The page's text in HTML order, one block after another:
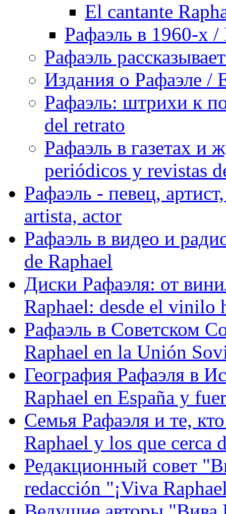
El cantante
Рафаэль в 1960-х /
Рафаэль
Издания о Рафаэле /
Рафаэль: штрихи к
del retrato
Рафаэль в газетах и
periódicos y revistas
Рафаэль - певец,
artista, actor
Рафаэль в видео и
de Raphael
Диски Рафаэля: от
Raphael: desde el vinilo
Рафаэль в Советском
Raphael en la Unión
География Рафаэля в
Raphael en España y
Семья Рафаэля и те,
Raphael y los que cerca
Редакционный совет
redacción "¡Viva